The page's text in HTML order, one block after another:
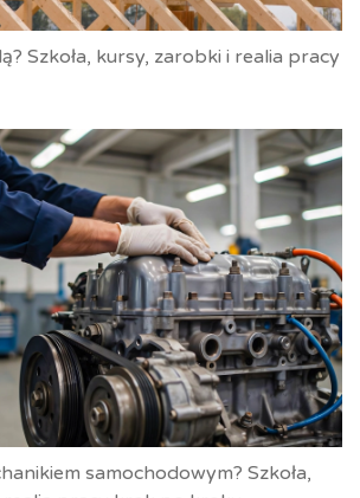
Szkoła, kursy, zarobki i realia pracy
samochodowym? Szkoła,